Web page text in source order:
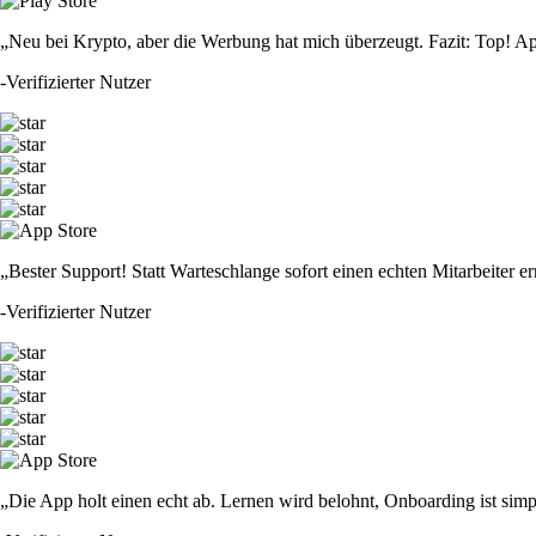
„Neu bei Krypto, aber die Werbung hat mich überzeugt. Fazit: Top!
-Verifizierter Nutzer
„Bester Support! Statt Warteschlange sofort einen echten Mitarbeiter
-Verifizierter Nutzer
„Die App holt einen echt ab. Lernen wird belohnt, Onboarding ist